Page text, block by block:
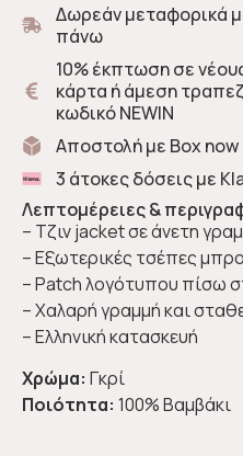
Δωρεάν μεταφορικά
πάνω
10% έκπτωση σε
κάρτα ή άμεση
κωδικό NEWIN
Αποστολή με Box now
3 άτοκες δόσεις με
Λεπτομέρειες &
– Tζιν jacket σε άνετη
– Εξωτερικές τσέπες
– Patch λογότυπου πίσω
– Χαλαρή γραμμή και
– Ελληνική κατασκευή
Χρώμα: Γκρί
Ποιότητα: 100% Βαμβάκι